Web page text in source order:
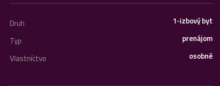
Druh
1-izbový byt
Typ
prenájom
Vlastníctvo
osobné